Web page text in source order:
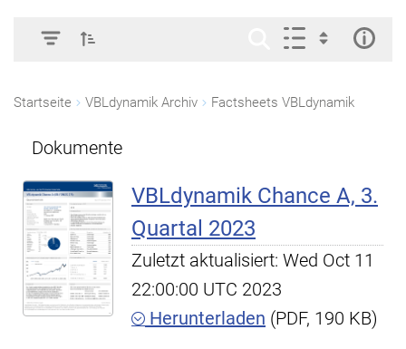
Startseite VBLdynamik Archiv Factsheets VBLdynamik
Dokumente
VBLdynamik Chance A, 3.
Quartal 2023
Zuletzt aktualisiert: Wed Oct 11
22:00:00 UTC 2023
Herunterladen (PDF, 190 KB)